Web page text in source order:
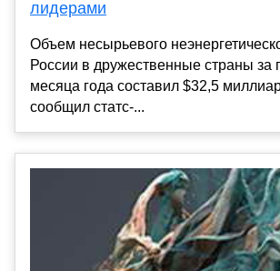
лидерами
Объем несырьевого
России в дружественные страны за
месяца года составил $32,5
сообщил статс-...